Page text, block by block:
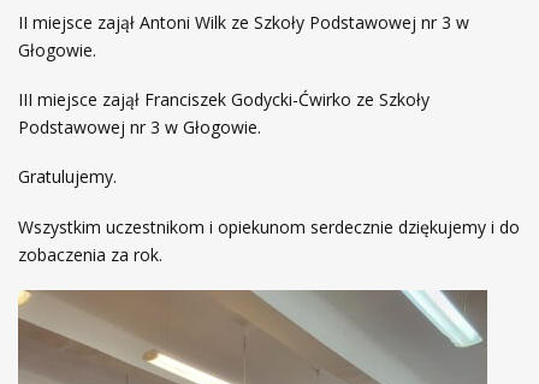
II miejsce zajął Antoni Wilk ze Szkoły Podstawowej nr 3 w
Głogowie.
III miejsce zajął Franciszek Godycki-Ćwirko ze Szkoły
Podstawowej nr 3 w Głogowie.
Gratulujemy.
Wszystkim uczestnikom i opiekunom serdecznie dziękujemy i do
zobaczenia za rok.